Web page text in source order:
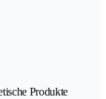
Produkte